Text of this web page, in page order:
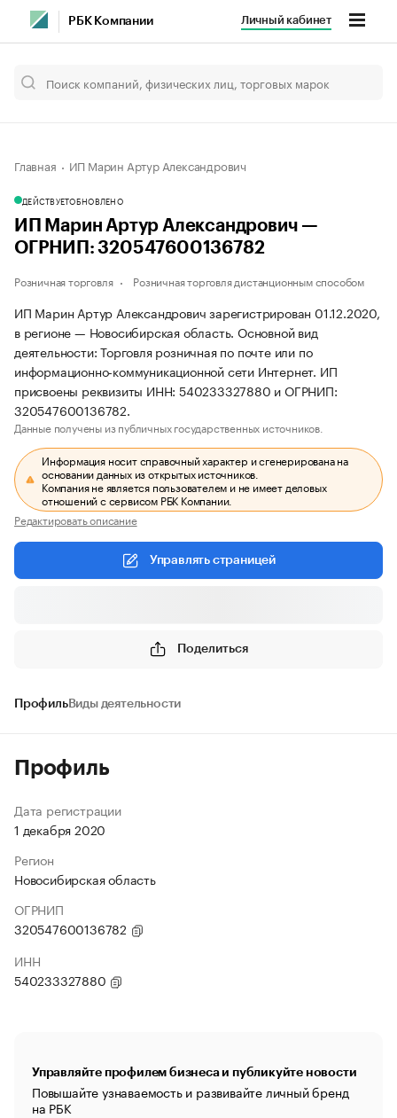
РБК Компании Личный кабинет
Главная ИП Марин Артур Александрович
ДЕЙСТВУЕТОБНОВЛЕНО
ИП Марин Артур Александрович —
ОГРНИП: 320547600136782
Розничная торговля Розничная торговля дистанционным способом
ИП Марин Артур Александрович зарегистрирован 01.12.2020,
в регионе — Новосибирская область. Основной вид
деятельности: Торговля розничная по почте или по
информационно-коммуникационной сети Интернет. ИП
присвоены реквизиты ИНН: 540233327880 и ОГРНИП:
320547600136782.
Данные получены из публичных государственных источников.
Информация носит справочный характер и сгенерирована на
основании данных из открытых источников.
Компания не является пользователем и не имеет деловых
отношений с сервисом РБК Компании.
Редактировать описание
Управлять страницей
Поделиться
ПрофильВиды деятельности
Профиль
Дата регистрации
1 декабря 2020
Регион
Новосибирская область
ОГРНИП
320547600136782
ИНН
540233327880
Управляйте профилем бизнеса и публикуйте новости
Повышайте узнаваемость и развивайте личный бренд
на РБК